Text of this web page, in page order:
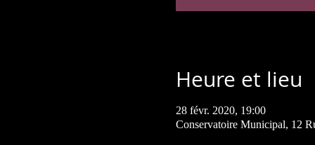
Heure et lieu
28 févr. 2020, 19:00
Conservatoire Municipal, 12